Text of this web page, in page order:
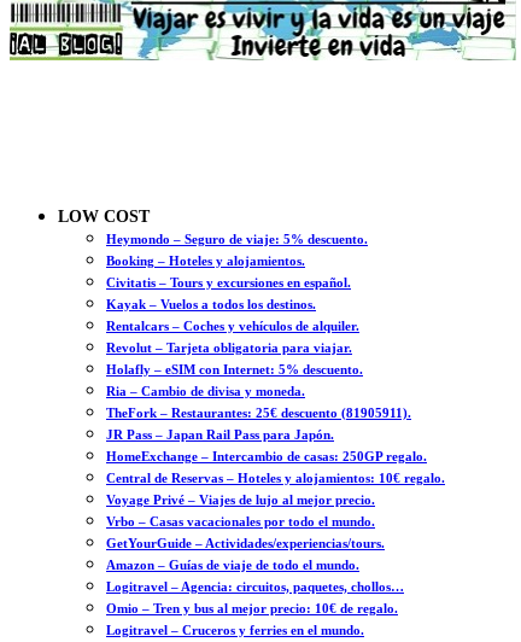
LOW COST
Heymondo – Seguro de viaje: 5% descuento.
Booking – Hoteles y alojamientos.
Civitatis – Tours y excursiones en español.
Kayak – Vuelos a todos los destinos.
Rentalcars – Coches y vehículos de alquiler.
Revolut – Tarjeta obligatoria para viajar.
Holafly – eSIM con Internet: 5% descuento.
Ria – Cambio de divisa y moneda.
TheFork – Restaurantes: 25€ descuento (81905911).
JR Pass – Japan Rail Pass para Japón.
HomeExchange – Intercambio de casas: 250GP regalo.
Central de Reservas – Hoteles y alojamientos: 10€ regalo.
Voyage Privé – Viajes de lujo al mejor precio.
Vrbo – Casas vacacionales por todo el mundo.
GetYourGuide – Actividades/experiencias/tours.
Amazon – Guías de viaje de todo el mundo.
Logitravel – Agencia: circuitos, paquetes, chollos…
Omio – Tren y bus al mejor precio: 10€ de regalo.
Logitravel – Cruceros y ferries en el mundo.